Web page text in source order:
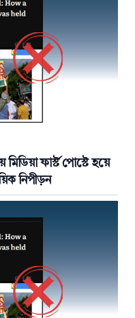
ফার্স্ট পোস্টে হয়ে
নিপীড়ন